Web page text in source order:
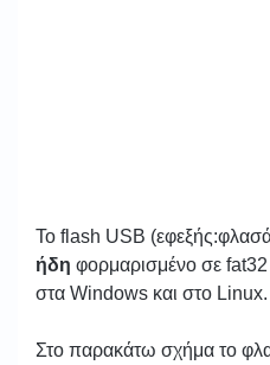
Το flash USB
ήδη φορμαρισμένο σε fat32
στα Windows και στo Linux.
Στο παρακάτω σχήμα το